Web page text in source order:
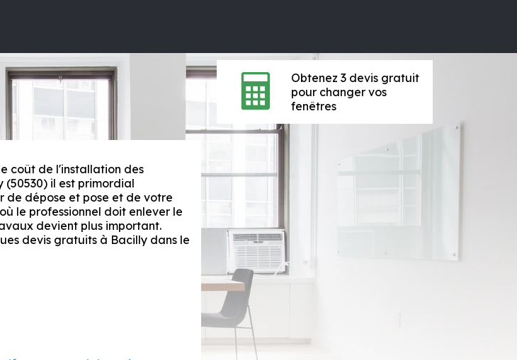
coût de l'installation des
(50530) il est primordial
de dépose et pose et de votre
le professionnel doit enlever le
devient plus important.
devis gratuits à Bacilly dans le
Obtenez 3 devis gratuit
pour changer vos
fenêtres